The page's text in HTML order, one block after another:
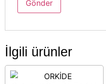
İlgili ürünler